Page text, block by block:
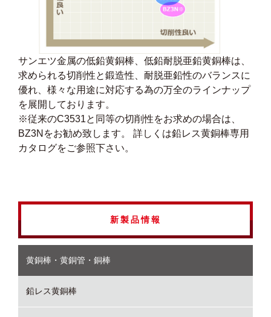
サンエツ金属の低鉛黄銅棒、低鉛耐脱亜鉛黄銅棒は、
求められる切削性と鍛造性、耐脱亜鉛性のバランスに
優れ、様々な用途に対応する為の万全のラインナップ
を展開しております。
※従来のC3531と同等の切削性をお求めの場合は、
BZ3Nをお勧め致します。 詳しくは鉛レス黄銅棒専用
カタログをご参照下さい。
新製品情報
黄銅棒・黄銅管・銅棒
鉛レス黄銅棒